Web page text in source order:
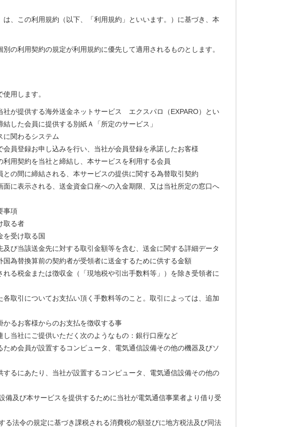
、この利用規約（以下、「利用規約」といいます。）に基づき、本
の利用契約の規定が利用規約に優先して適用されるものとします。
用します。
社が提供する海外送金ネットサービス エクスパロ（EXPARO）とい
した会員に提供する別紙Ａ「所定のサービス」
に関わるシステム
員登録お申し込みを行い、当社が会員登録を承諾したお客様
用契約を当社と締結し、本サービスを利用する会員
の間に締結される、本サービスの提供に関する為替取引契約
に表示される、送金資金口座への入金期限、又は当社所定の窓口へ
事項
取る者
を受け取る国
び当該送金先に対する取引金額等を含む、送金に関する詳細データ
為替換算前の契約者が受領者に送金するために供する金額
る税金または徴収金（「現地税や引出手数料等」）を除き受領者に
取引についてお支払い頂く手数料等のこと。取引によっては、追加
かるお客様からのお支払を徴収する事
当社にご提供いただく次のようなもの：銀行口座など
め会員が設置するコンピュータ、電気通信設備その他の機器及びソ
るにあたり、当社が設置するコンピュータ、電気通信設備その他の
備及び本サービスを提供するために当社が電気通信事業者より借り受
る法令の規定に基づき課税される消費税の額並びに地方税法及び同法